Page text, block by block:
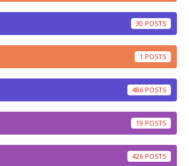
30
1
486
19
426